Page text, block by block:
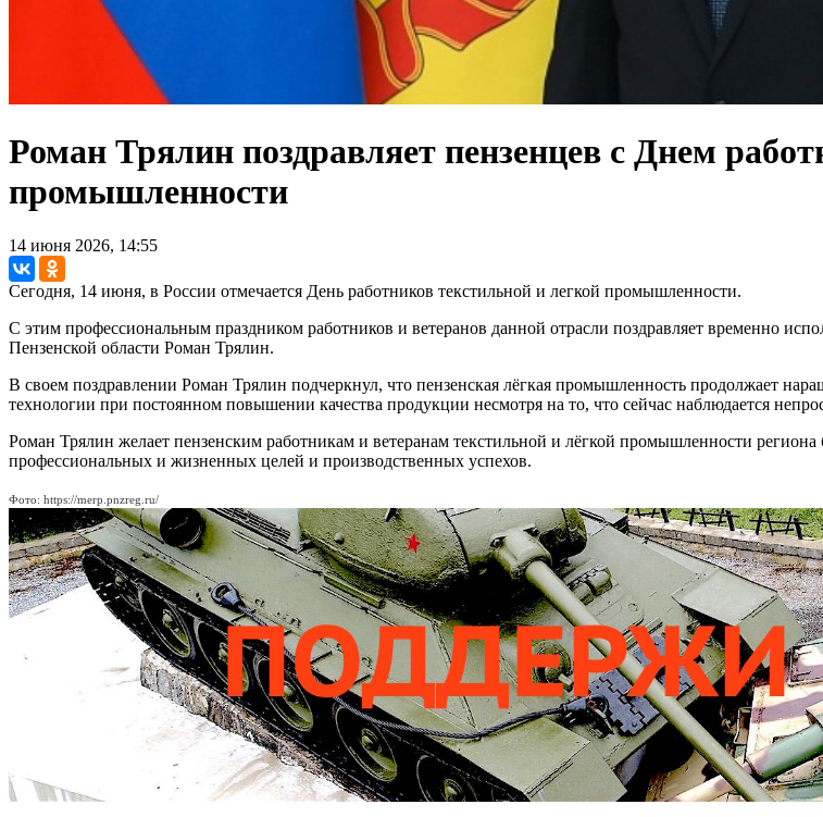
Роман Трялин поздравляет пензенцев с Днем
промышленности
14 июня 2026, 14:55
Сегодня, 14 июня, в России отмечается День работников текстильной и легкой промышленности.
С этим профессиональным праздником работников и ветеранов данной отрасли поздравляет временно
Пензенской области Роман Трялин.
В своем поздравлении Роман Трялин подчеркнул, что пензенская лёгкая промышленность продолжает
технологии при постоянном повышении качества продукции несмотря на то, что сейчас наблюдается
Роман Трялин желает пензенским работникам и ветеранам текстильной и лёгкой промышленности региона
профессиональных и жизненных целей и производственных успехов.
Фото: https://merp.pnzreg.ru/